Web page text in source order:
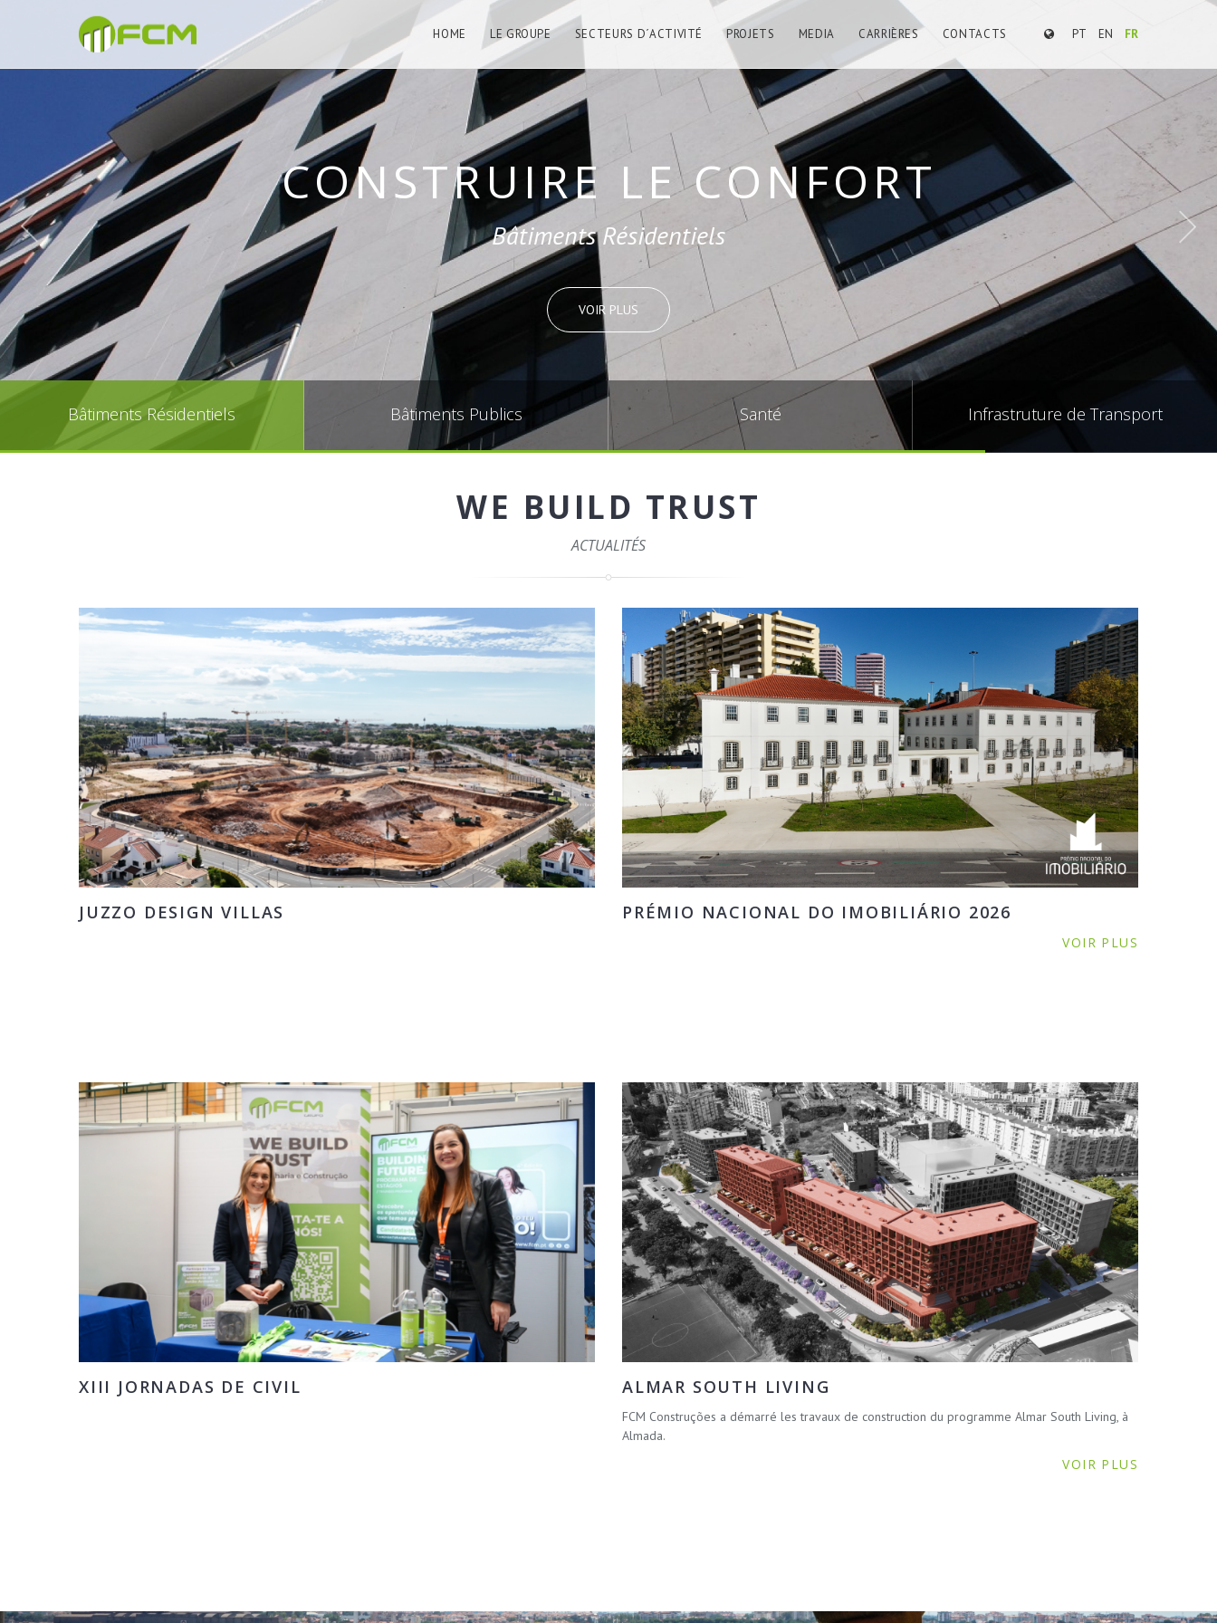
PT EN FR
HOME LE GROUPE SECTEURS D´ACTIVITÉ PROJETS MEDIA CARRIÈRES CONTACTS
Bâtiments Résidentiels Bâtiments Publics Santé Infrastruture de Transport
WE BUILD TRUST
ACTUALITÉS
JUZZO DESIGN VILLAS PRÉMIO NACIONAL DO IMOBILIÁRIO 2026
VOIR PLUS
XIII JORNADAS DE CIVIL ALMAR SOUTH LIVING
FCM Construções a démarré les travaux de construction du programme Almar South Living, à
Almada.
VOIR PLUS